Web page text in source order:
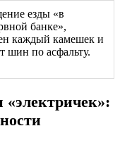
езды «в
банке»,
каждый камешек и
шин по асфальту.